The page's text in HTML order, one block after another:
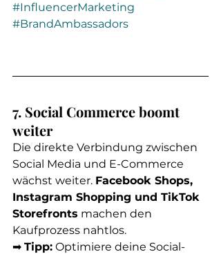
#InfluencerMarketing
#BrandAmbassadors
7. Social Commerce boomt
weiter
Die direkte Verbindung zwischen
Social Media und E-Commerce
wächst weiter. Facebook Shops,
Instagram Shopping und TikTok
Storefronts machen den
Kaufprozess nahtlos.
➡ Tipp: Optimiere deine Social-